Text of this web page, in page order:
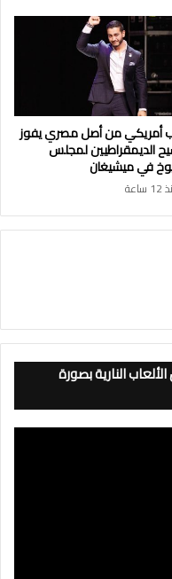
أمريكي من أصل مصري يفوز
الديمقراطيين لمجلس
في ميشيغان
النارية بصورة